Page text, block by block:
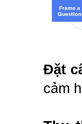
Đặt
cảm